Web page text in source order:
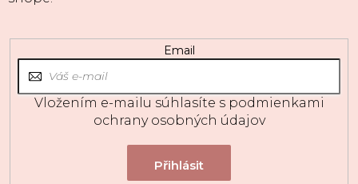
Email
Vložením e-mailu súhlasíte s podmienkami
ochrany osobných údajov